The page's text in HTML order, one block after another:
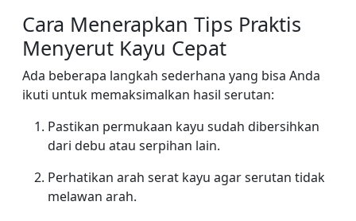
Cara Menerapkan Tips Praktis
Menyerut Kayu Cepat
Ada beberapa langkah sederhana yang bisa Anda
ikuti untuk memaksimalkan hasil serutan:
Pastikan permukaan kayu sudah dibersihkan
dari debu atau serpihan lain.
Perhatikan arah serat kayu agar serutan tidak
melawan arah.